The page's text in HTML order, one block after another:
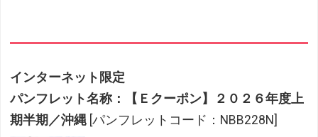
インターネット限定
パンフレット名称：【Ｅクーポン】２０２６年度上
期半期／沖縄 [パンフレットコード：NBB228N]